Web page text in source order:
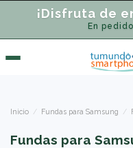
¡Disfruta de
En
Inicio Fundas para Samsung
Fundas para